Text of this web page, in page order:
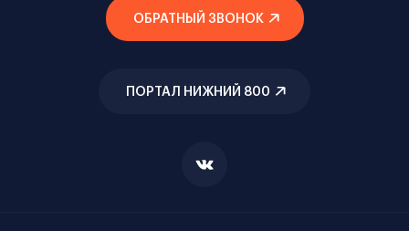
ОБРАТНЫЙ ЗВОНОК
ПОРТАЛ НИЖНИЙ 800